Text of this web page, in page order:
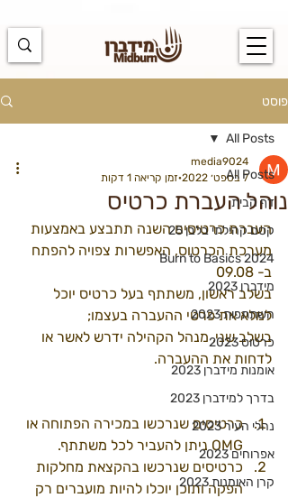
פוסט
All Posts
דף הבית
קסם קהילתי בלבן 25
Burn to Basics 2024
מידברן 2023
השתתפות 2023
כרטוס 2023
אומנות מידברן 2023
בדרך למידברן 2023
נהלי העיר 2023
אפרוחים 2023
קרן האומנות 2023
All Posts
נוהל העברת כרטיס
media9024
7 בספט׳ 2022
זמן קריאה 1 דקות
העברת כרטיסים השנה תתבצע באמצעות
מערכת הכרטוס, האפשרות צפויה להפתח
ב- 09.08
בשלב ראשון, משתתף בעל כרטיס יוכל
למלא את פרטי ההעברה בעצמו;
בשלב שני, מנהל הקהילה ידרש לאשר או
לדחות את ההעברה.
כרטיסים שנרכשו במכירה הפתוחה או
OMG ניתן להעביר לכל משתתף.
כרטיסים שנרכשו בהקצאת מחלקות
הפקה ותוכן יוכלו להיות מועברים רק